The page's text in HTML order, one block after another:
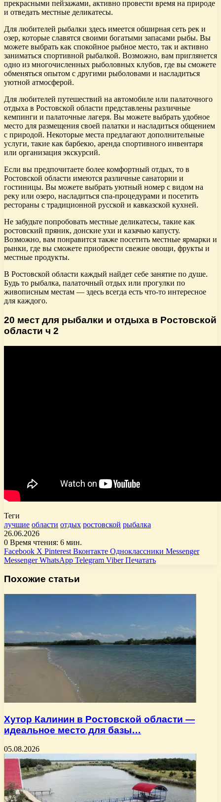
прекрасными пейзажами, активно провести время на природе
и отведать местные деликатесы.
Для любителей рыбалки здесь имеется обширная сеть рек и
озер, которые славятся своими богатыми запасами рыбы. Вы
можете выбрать как спокойное рыбное место, так и активно
заниматься спортивной рыбалкой. Возможно, вам приглянется
одно из многочисленных рыболовных клубов, где вы сможете
обменяться опытом с другими рыболовами и насладиться
уютной атмосферой.
Для любителей путешествий на автомобиле или палаточного
отдыха в Ростовской области представлены различные
кемпинги и палаточные лагеря. Вы можете выбрать удобное
место для размещения своей палатки и насладиться общением
с природой. Некоторые места предлагают дополнительные
услуги, такие как барбекю, аренда спортивного инвентаря
или организация экскурсий.
Если вы предпочитаете более комфортный отдых, то в
Ростовской области имеются различные санатории и
гостиницы. Вы можете выбрать уютный номер с видом на
реку или озеро, насладиться спа-процедурами и посетить
рестораны с традиционной русской и кавказской кухней.
Не забудьте попробовать местные деликатесы, такие как
ростовский пряник, донские ухи и казачью капусту.
Возможно, вам понравится также посетить местные ярмарки и
рынки, где вы сможете приобрести свежие овощи, фрукты и
местные продукты.
В Ростовской области каждый найдет себе занятие по душе.
Будь то рыбалка, палаточный отдых или прогулки по
живописным местам — здесь всегда есть что-то интересное
для каждого.
20 мест для рыбалки и отдыха в Ростовской
области ч 2
Теги
лучшие области отдых ростовской рыбалка
26.06.2026
0 Время чтения: 6 мин.
Facebook X Pinterest Вконтакте Одноклассники Messenger
Messenger WhatsApp Telegram Viber Печатать
Похожие статьи
Хутор Калинин в Ростовской области —
идеальное место для базы…
05.08.2026